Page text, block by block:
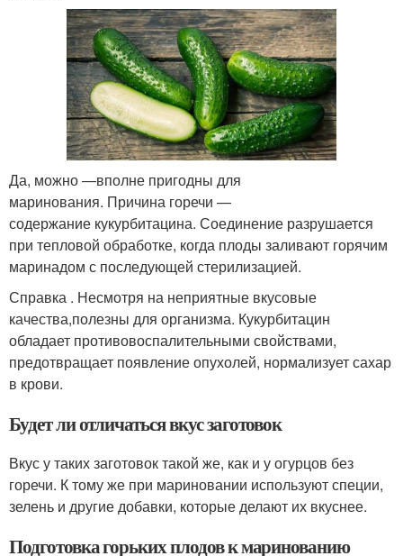
Да, можно —вполне пригодны для
маринования. Причина горечи —
содержание кукурбитацина. Соединение разрушается
при тепловой обработке, когда плоды заливают горячим
маринадом с последующей стерилизацией.
Справка . Несмотря на неприятные вкусовые
качества,полезны для организма. Кукурбитацин
обладает противовоспалительными свойствами,
предотвращает появление опухолей, нормализует сахар
в крови.
Будет ли отличаться вкус заготовок
Вкус у таких заготовок такой же, как и у огурцов без
горечи. К тому же при мариновании используют специи,
зелень и другие добавки, которые делают их вкуснее.
Подготовка горьких плодов к маринованию